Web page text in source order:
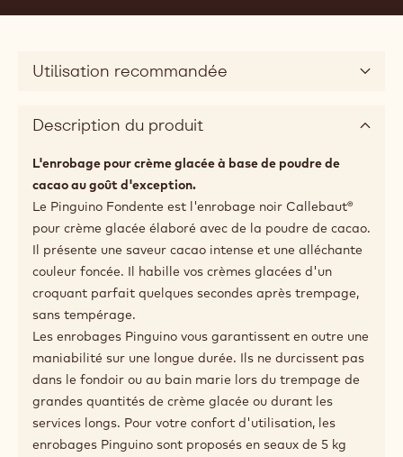
Utilisation recommandée
Description du produit
L'enrobage pour crème glacée à base de poudre de
cacao au goût d'exception.
Le Pinguino Fondente est l'enrobage noir Callebaut®
pour crème glacée élaboré avec de la poudre de cacao.
Il présente une saveur cacao intense et une alléchante
couleur foncée. Il habille vos crèmes glacées d'un
croquant parfait quelques secondes après trempage,
sans tempérage.
Les enrobages Pinguino vous garantissent en outre une
maniabilité sur une longue durée. Ils ne durcissent pas
dans le fondoir ou au bain marie lors du trempage de
grandes quantités de crème glacée ou durant les
services longs. Pour votre confort d'utilisation, les
enrobages Pinguino sont proposés en seaux de 5 kg